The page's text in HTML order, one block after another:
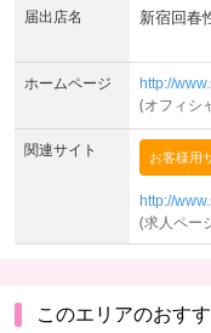
届出店名 新宿回春
ホームページ http://
(オフィシ
関連サイト
http://
(求人ペー
このエリアのおす